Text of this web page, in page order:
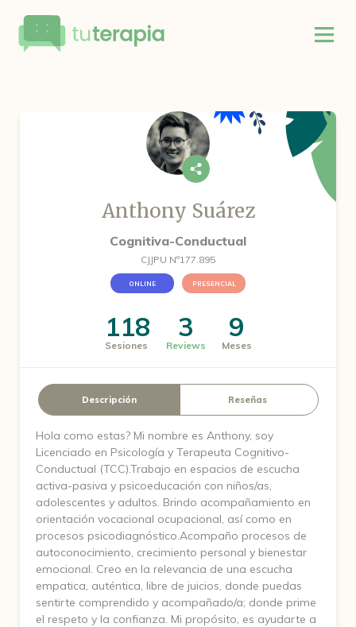
Anthony Suárez
Cognitiva-Conductual
CJJPU Nº177.895
ONLINE PRESENCIAL
118
Sesiones
3
Reviews
9
Meses
Descripción Reseñas
Hola como estas? Mi nombre es Anthony, soy
Licenciado en Psicología y Terapeuta Cognitivo-
Conductual (TCC).Trabajo en espacios de escucha
activa-pasiva y psicoeducación con niños/as,
adolescentes y adultos. Brindo acompañamiento en
orientación vocacional ocupacional, así como en
procesos psicodiagnóstico.Acompaño procesos de
autoconocimiento, crecimiento personal y bienestar
emocional. Creo en la relevancia de una escucha
empatica, auténtica, libre de juicios, donde puedas
sentirte comprendido y acompañado/a; donde prime
el respeto y la confianza. Mi propósito, es ayudarte a